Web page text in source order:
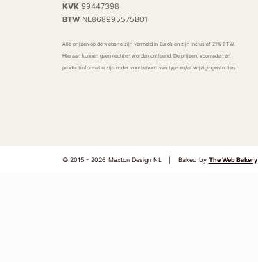
KVK 99447398
BTWNL868995575B01
Alle prijzen op de website zijn vermeld in Euro’s en zijn inclusief 21% BTW.
Hieraan kunnen geen rechten worden ontleend. De prijzen, voorraden en
productinformatie zijn onder voorbehoud van typ- en/of wijzigingenfouten.
© 2015 - 2026 Maxton Design NL Baked by The Web Bakery